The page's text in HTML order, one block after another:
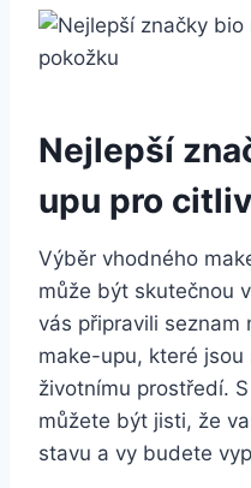
Nejlepší
upu pro
Výběr ‌vhodného
‍může ​být skutečnou
vás připravili seznam
⁢make-upu, které
životnímu prostředí.
můžete být jisti, že
stavu a vy budete